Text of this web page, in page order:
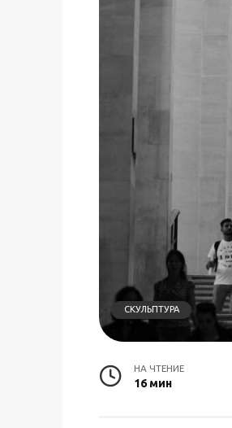
СКУЛЬПТУРА
НА ЧТЕНИЕ
16 мин